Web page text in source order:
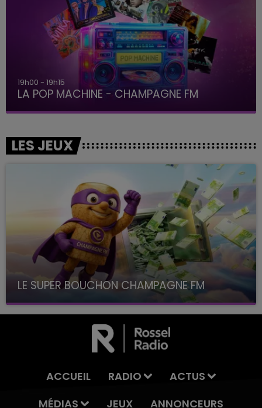
19h00 - 19h15
LA POP MACHINE - CHAMPAGNE FM
LES JEUX
LE SUPER BOUCHON CHAMPAGNE FM
avec La Famille Champagne FM, à 8H10
ACCUEIL RADIO
ACTUS
MÉDIAS
JEUX ANNONCEURS